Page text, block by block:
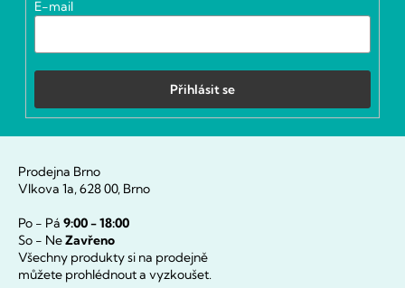
E-mail
Přihlásit se
Prodejna Brno
Vlkova 1a, 628 00, Brno
Po - Pá 9:00 - 18:00
So - NeZavřeno
Všechny produkty si na prodejně
můžete prohlédnout a vyzkoušet.